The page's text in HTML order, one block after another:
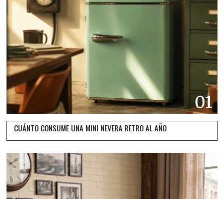
01
CUÁNTO CONSUME UNA MINI NEVERA RETRO AL AÑO